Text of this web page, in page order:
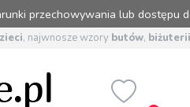
przechowywania lub dostępu
, najwnosze wzory butów, biżuterii